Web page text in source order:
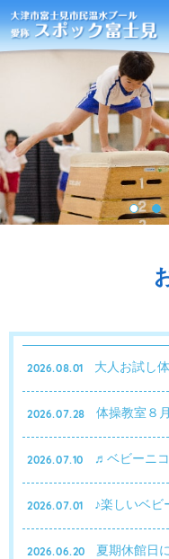
2026.08.01 大人お試し
2026.07.28 体操教室８
2026.07.10 ♬ベビーニ
2026.07.01 ♪楽しいベビ
2026.06.20 夏期休館日